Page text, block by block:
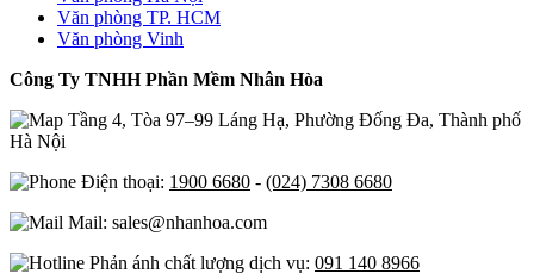
Văn phòng TP. HCM
Văn phòng Vinh
Công Ty TNHH Phần Mềm Nhân Hòa
Tầng 4, Tòa 97–99 Láng Hạ, Phường Đống Đa, Thành phố
Hà Nội
Điện thoại: 1900 6680 - (024) 7308 6680
Mail: sales@nhanhoa.com
Phản ánh chất lượng dịch vụ: 091 140 8966